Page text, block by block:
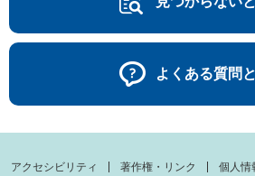
よくある質問
アクセシビリティ 著作権・リンク 個人情